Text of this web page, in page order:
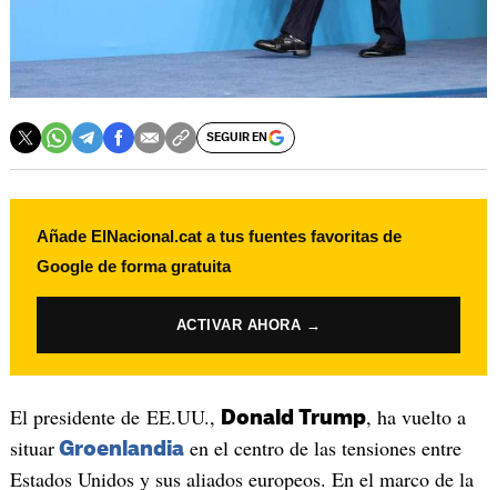
SEGUIR EN
Añade ElNacional.cat a tus fuentes favoritas de
Google de forma gratuita
ACTIVAR AHORA →
El presidente de EE.UU., Donald Trump, ha vuelto a
situar Groenlandia en el centro de las tensiones entre
Estados Unidos y sus aliados europeos. En el marco de la